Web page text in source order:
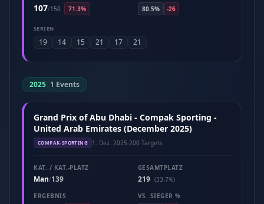
107/150 71.3%
80.5%
-26
SERIEN
19 14 15 21 17 21
2025| 1 Events
Grand Prix of Abu Dhabi - Compak Sporting -
United Arab Emirates (December 2025)
COMPAK-SPORTING 1. Dez. 2025·200 Targets
KAT. / KAT.-PLATZ
Man/139
GESAMTPLATZ
219 (33.7%)
ERGEBNIS
VS. SIEGER %